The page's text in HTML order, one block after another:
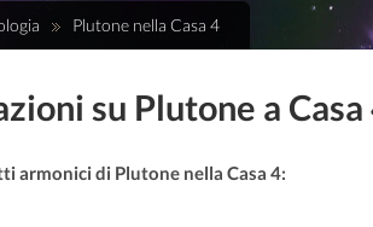
Plutone nella Casa 4
su Plutone a
armonici di Plutone nella Casa 4: